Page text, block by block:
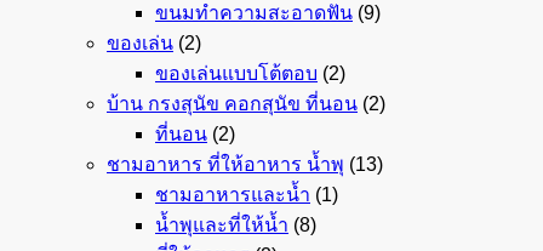
ขนมทำความสะอาดฟัน (9)
ของเล่น (2)
ของเล่นแบบโต้ตอบ (2)
บ้าน กรงสุนัข คอกสุนัข ที่นอน (2)
ที่นอน (2)
ชามอาหาร ที่ให้อาหาร น้ำพุ (13)
ชามอาหารและน้ำ (1)
น้ำพุและที่ให้น้ำ (8)